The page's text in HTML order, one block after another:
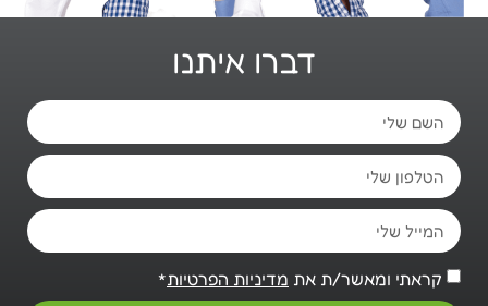
דברו איתנו
קראתי ומאשר/ת את מדיניות הפרטיות*